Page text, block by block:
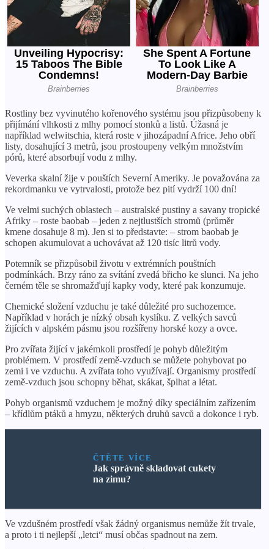
Rostliny bez vyvinutého kořenového systému jsou přizpůsobeny k
přijímání vlhkosti z mlhy pomocí stonků a listů. Úžasná je
například welwitschia, která roste v jihozápadní Africe. Jeho obří
listy, dosahující 3 metrů, jsou prostoupeny velkým množstvím
pórů, které absorbují vodu z mlhy.
Veverka skalní žije v pouštích Severní Ameriky. Je považována za
rekordmanku ve vytrvalosti, protože bez pití vydrží 100 dní!
Ve velmi suchých oblastech – australské pustiny a savany tropické
Afriky – roste baobab – jeden z nejtlustších stromů (průměr
kmene dosahuje 8 m). Jen si to představte: – strom baobab je
schopen akumulovat a uchovávat až 120 tisíc litrů vody.
Potemník se přizpůsobil životu v extrémních pouštních
podmínkách. Brzy ráno za svítání zvedá břicho ke slunci. Na jeho
černém těle se shromažďují kapky vody, které pak konzumuje.
Chemické složení vzduchu je také důležité pro suchozemce.
Například v horách je nízký obsah kyslíku. Z velkých savců
žijících v alpském pásmu jsou rozšířeny horské kozy a ovce.
Pro zvířata žijící v jakémkoli prostředí je pohyb důležitým
problémem. V prostředí země-vzduch se můžete pohybovat po
zemi i ve vzduchu. A zvířata toho využívají. Organismy prostředí
země-vzduch jsou schopny běhat, skákat, šplhat a létat.
Pohyb organismů vzduchem je možný díky speciálním zařízením
– křídlům ptáků a hmyzu, některých druhů savců a dokonce i ryb.
ČTĚTE VÍCE
Jak správně skladovat cukety
na zimu?
Ve vzdušném prostředí však žádný organismus nemůže žít trvale,
a proto i ti nejlepší „letci“ musí občas spadnout na zem.